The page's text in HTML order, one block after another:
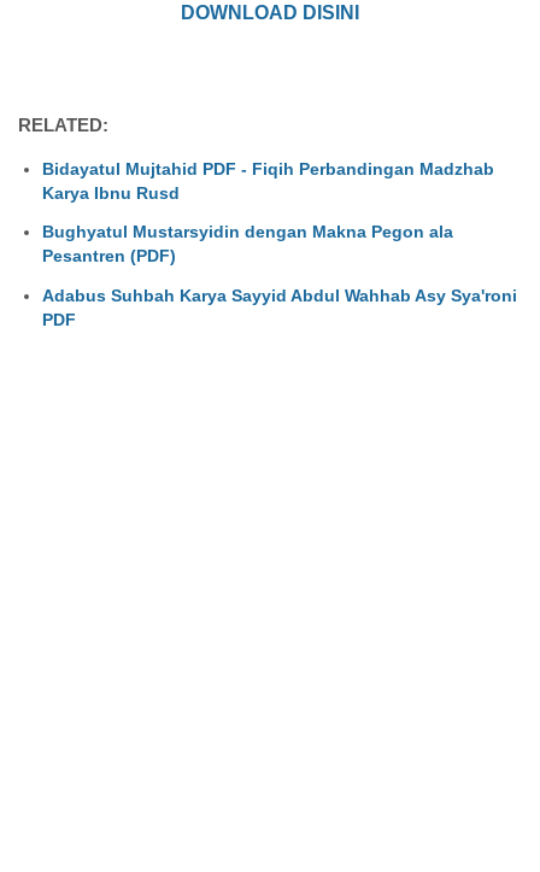
DOWNLOAD DISINI
RELATED:
Bidayatul Mujtahid PDF - Fiqih Perbandingan Madzhab
Karya Ibnu Rusd
Bughyatul Mustarsyidin dengan Makna Pegon ala
Pesantren (PDF)
Adabus Suhbah Karya Sayyid Abdul Wahhab Asy Sya'roni
PDF